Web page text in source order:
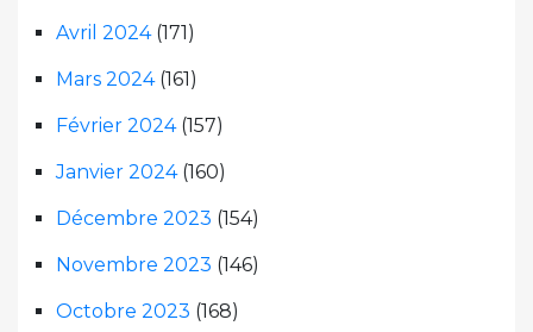
Avril 2024(171)
Mars 2024(161)
Février 2024(157)
Janvier 2024(160)
Décembre 2023 (154)
Novembre 2023 (146)
Octobre 2023 (168)